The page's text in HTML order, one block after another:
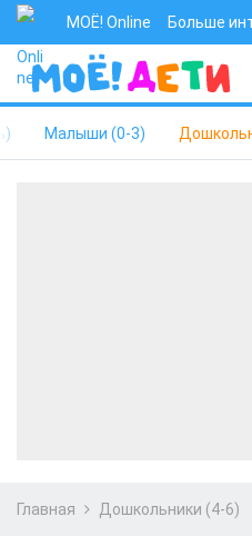
МОЁ! Online Больше
Малыши (0-3)
Главная Дошкольники (4-6)